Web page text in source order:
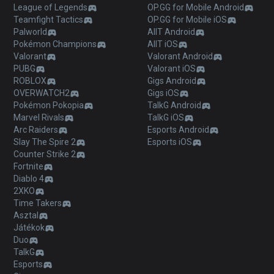
League of Legends
Teamfight Tactics
Palworld
Pokémon Champions
Valorant
PUBG
ROBLOX
OVERWATCH2
Pokémon Pokopia
Marvel Rivals
Arc Raiders
Slay The Spire 2
Counter Strike 2
Fortnite
Diablo 4
2XKO
Time Takers
Asztal
Játékok
Duo
TalkG
Esports
OP.GG for Mobile Android
OP.GG for Mobile iOS
AllT Android
AllT iOS
Valorant Android
Valorant iOS
Gigs Android
Gigs iOS
TalkG Android
TalkG iOS
Esports Android
Esports iOS